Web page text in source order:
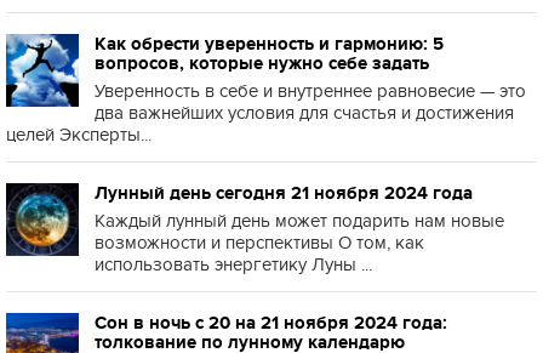
Как обрести уверенность и гармонию: 5
вопросов, которые нужно себе задать
Уверенность в себе и внутреннее равновесие — это
два важнейших условия для счастья и достижения
целей Эксперты...
Лунный день сегодня 21 ноября 2024 года
Каждый лунный день может подарить нам новые
возможности и перспективы О том, как
использовать энергетику Луны ...
Сон в ночь с 20 на 21 ноября 2024 года:
толкование по лунному календарю